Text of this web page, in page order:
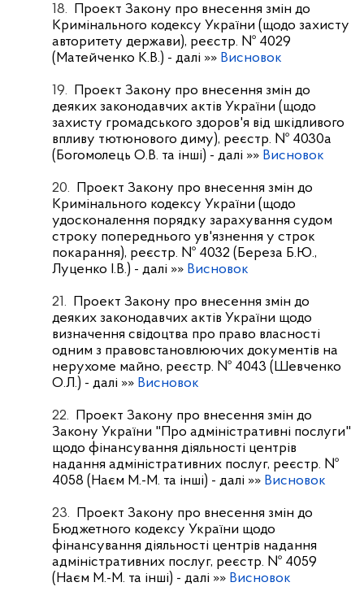
18.
Проект Закону про внесення змін до
Кримінального кодексу України (щодо захисту
авторитету держави), реєстр. № 4029
(Матейченко К.В.) - далі »» Висновок
19.
Проект Закону про внесення змін до
деяких законодавчих актів України (щодо
захисту громадського здоров'я від шкідливого
впливу тютюнового диму), реєстр. № 4030а
(Богомолець О.В. та інші) - далі »» Висновок
20.
Проект Закону про внесення змін до
Кримінального кодексу України (щодо
удосконалення порядку зарахування судом
строку попереднього ув'язнення у строк
покарання), реєстр. № 4032 (Береза Б.Ю.,
Луценко І.В.) - далі »» Висновок
21.
Проект Закону про внесення змін до
деяких законодавчих актів України щодо
визначення свідоцтва про право власності
одним з правовстановлюючих документів на
нерухоме майно, реєстр. № 4043 (Шевченко
О.Л.) - далі »» Висновок
22.
Проект Закону про внесення змін до
Закону України "Про адміністративні послуги"
щодо фінансування діяльності центрів
надання адміністративних послуг, реєстр. №
4058 (Наєм М.-М. та інші) - далі »» Висновок
23.
Проект Закону про внесення змін до
Бюджетного кодексу України щодо
фінансування діяльності центрів надання
адміністративних послуг, реєстр. № 4059
(Наєм М.-М. та інші) - далі »» Висновок